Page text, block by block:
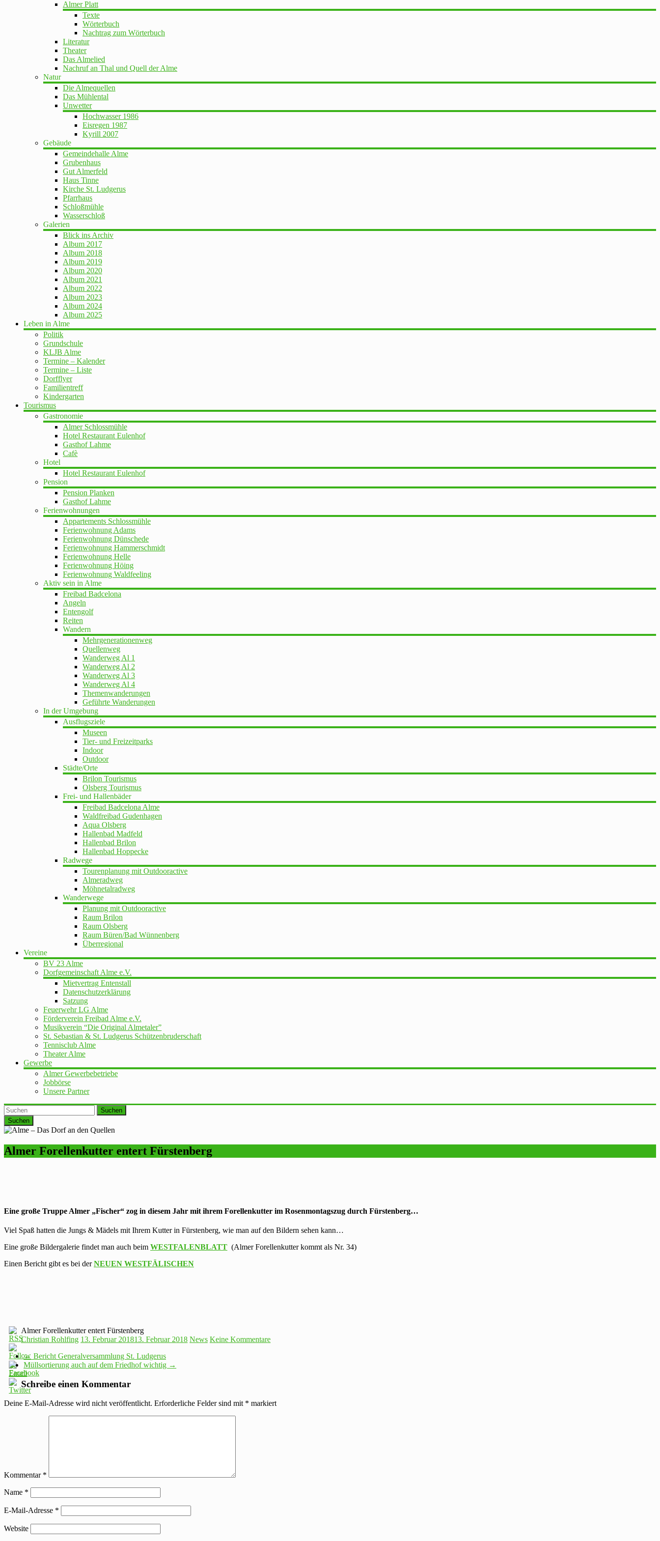
Almer Platt
Texte
Wörterbuch
Nachtrag zum Wörterbuch
Literatur
Theater
Das Almelied
Nachruf an Thal und Quell der Alme
Natur
Die Almequellen
Das Mühlental
Unwetter
Hochwasser 1986
Eisregen 1987
Kyrill 2007
Gebäude
Gemeindehalle Alme
Grubenhaus
Gut Almerfeld
Haus Tinne
Kirche St. Ludgerus
Pfarrhaus
Schloßmühle
Wasserschloß
Galerien
Blick ins Archiv
Album 2017
Album 2018
Album 2019
Album 2020
Album 2021
Album 2022
Album 2023
Album 2024
Album 2025
Leben in Alme
Politik
Grundschule
KLJB Alme
Termine – Kalender
Termine – Liste
Dorfflyer
Familientreff
Kindergarten
Tourismus
Gastronomie
Almer Schlossmühle
Hotel Restaurant Eulenhof
Gasthof Lahme
Cafè
Hotel
Hotel Restaurant Eulenhof
Pension
Pension Planken
Gasthof Lahme
Ferienwohnungen
Appartements Schlossmühle
Ferienwohnung Adams
Ferienwohnung Dünschede
Ferienwohnung Hammerschmidt
Ferienwohnung Helle
Ferienwohnung Höing
Ferienwohnung Waldfeeling
Aktiv sein in Alme
Freibad Badcelona
Angeln
Entengolf
Reiten
Wandern
Mehrgenerationenweg
Quellenweg
Wanderweg Al 1
Wanderweg Al 2
Wanderweg Al 3
Wanderweg Al 4
Themenwanderungen
Geführte Wanderungen
In der Umgebung
Ausflugsziele
Museen
Tier- und Freizeitparks
Indoor
Outdoor
Städte/Orte
Brilon Tourismus
Olsberg Tourismus
Frei- und Hallenbäder
Freibad Badcelona Alme
Waldfreibad Gudenhagen
Aqua Olsberg
Hallenbad Madfeld
Hallenbad Brilon
Hallenbad Hoppecke
Radwege
Tourenplanung mit Outdooractive
Almeradweg
Möhnetalradweg
Wanderwege
Planung mit Outdooractive
Raum Brilon
Raum Olsberg
Raum Büren/Bad Wünnenberg
Überregional
Vereine
BV 23 Alme
Dorfgemeinschaft Alme e.V.
Mietvertrag Entenstall
Datenschutzerklärung
Satzung
Feuerwehr LG Alme
Förderverein Freibad Alme e.V.
Musikverein “Die Original Almetaler”
St. Sebastian & St. Ludgerus Schützenbruderschaft
Tennisclub Alme
Theater Alme
Gewerbe
Almer Gewerbebetriebe
Jobbörse
Unsere Partner
Suchen
Almer Forellenkutter entert Fürstenberg
Eine große Truppe Almer „Fischer“ zog in diesem Jahr mit ihrem Forellenkutter im Rosenmontagszug durch Fürstenberg…
Viel Spaß hatten die Jungs & Mädels mit Ihrem Kutter in Fürstenberg, wie man auf den Bildern sehen kann…
Eine große Bildergalerie findet man auch beim WESTFALENBLATT (Almer Forellenkutter kommt als Nr. 34)
Einen Bericht gibt es bei derNEUEN WESTFÄLISCHEN
Almer Forellenkutter entert Fürstenberg
Christian Rohlfing 13. Februar 201813. Februar 2018 News Keine Kommentare
← Bericht Generalversammlung St. Ludgerus
Müllsortierung auch auf dem Friedhof wichtig →
Schreibe einen Kommentar
Deine E-Mail-Adresse wird nicht veröffentlicht. Erforderliche Felder sind mit * markiert
Kommentar *
Name *
E-Mail-Adresse *
Website